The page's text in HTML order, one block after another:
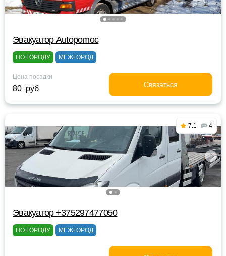
Эвакуатор Autopomoc
ПО ГОРОДУ МЕЖГОРОД
Цена посадки
80 руб Связаться
7.1 4
Эвакуатор +375297477050
ПО ГОРОДУ МЕЖГОРОД